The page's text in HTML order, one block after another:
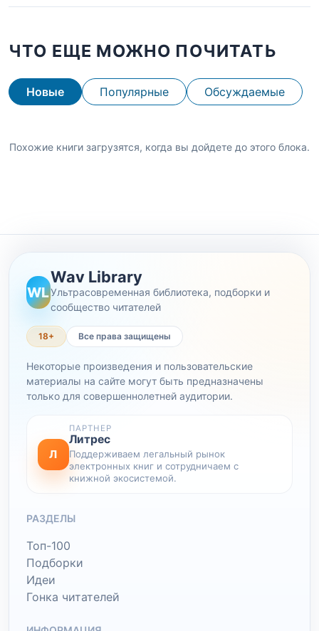
ЧТО ЕЩЕ МОЖНО ПОЧИТАТЬ
Новые Популярные Обсуждаемые
Похожие книги загрузятся, когда вы дойдете до этого блока.
WL
Wav Library
Ультрасовременная библиотека, подборки и
сообщество читателей
18+ Все права защищены
Некоторые произведения и пользовательские
материалы на сайте могут быть предназначены
только для совершеннолетней аудитории.
Л
ПАРТНЕР
Литрес
Поддерживаем легальный рынок
электронных книг и сотрудничаем с
книжной экосистемой.
РАЗДЕЛЫ
Топ-100
Подборки
Идеи
Гонка читателей